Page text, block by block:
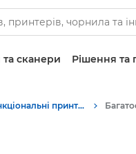
сканери Рішення та
Багатофункціональні принтери — універсальні принтери